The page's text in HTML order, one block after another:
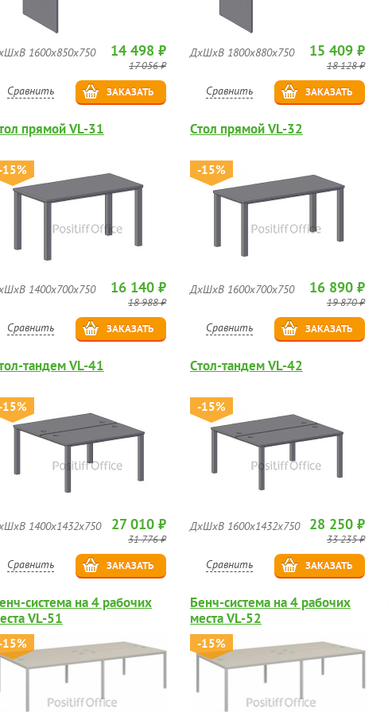
1600х850х750 14 498 ₽
17 056 ₽
Сравнить ЗАКАЗАТЬ
ДхШхВ 1800х880х750 15 409 ₽
18 128 ₽
Сравнить ЗАКАЗАТЬ
прямой VL-31
15%
1400х700х750 16 140 ₽
18 988 ₽
Сравнить ЗАКАЗАТЬ
Стол прямой VL-32
-15%
ДхШхВ 1600х700х750 16 890 ₽
19 870 ₽
Сравнить ЗАКАЗАТЬ
тандем VL-41
15%
1400х1432х750 27 010 ₽
31 776 ₽
Сравнить ЗАКАЗАТЬ
Стол-тандем VL-42
-15%
ДхШхВ 1600х1432х750 28 250 ₽
33 235 ₽
Сравнить ЗАКАЗАТЬ
система на 4 рабочих
VL-51
15%
Бенч-система на 4 рабочих
места VL-52
-15%